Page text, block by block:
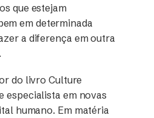
que estejam
em determinada
a diferença em outra
do livro Culture
especialista em novas
humano. Em matéria